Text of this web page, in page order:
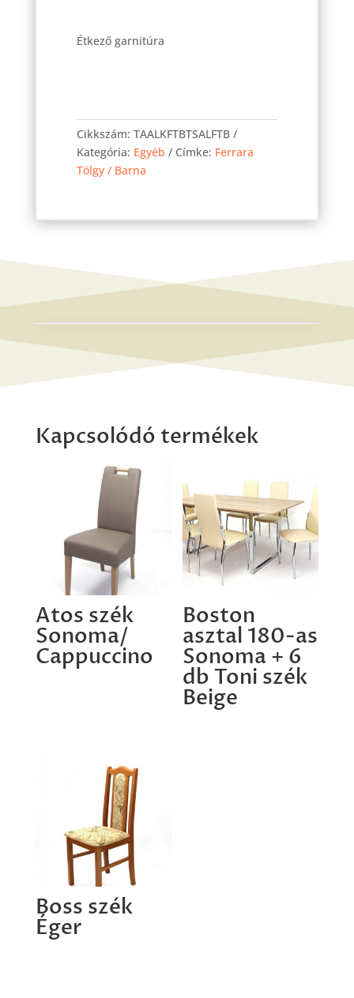
Étkező garnitúra
kis
asztal
90x90-
barna
4
db
Ferrara
Cikkszám: TAALKFTBTSALFTB
Kategória: Egyéb Címke: Ferrara
Tölgy / Barna
Kapcsolódó termékek
Atos szék
Sonoma/
Cappuccino
Boston
asztal 180-as
Sonoma + 6
db Toni szék
Beige
Boss szék
Éger